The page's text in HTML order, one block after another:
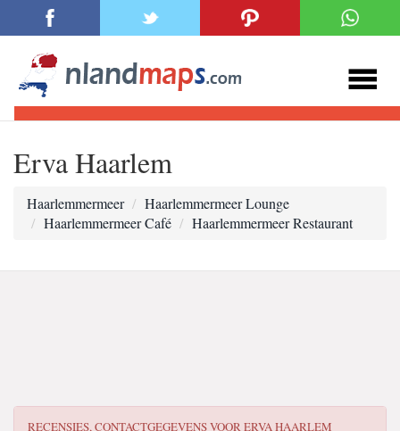
Erva Haarlem
Haarlemmermeer
Haarlemmermeer Lounge
Haarlemmermeer Café
Haarlemmermeer Restaurant
RECENSIES, CONTACTGEGEVENS VOORERVA HAARLEM